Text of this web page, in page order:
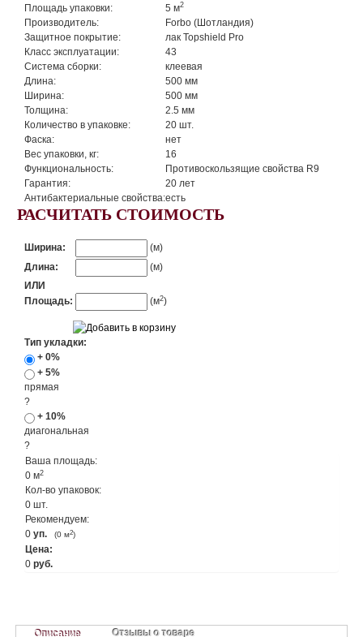
Площадь упаковки:
5 м2
Производитель:
Forbo (Шотландия)
Защитное покрытие:
лак Topshield Pro
Класс эксплуатации:
43
Система сборки:
клеевая
Длина:
500 мм
Ширина:
500 мм
Толщина:
2.5 мм
Количество в упаковке:
20 шт.
Фаска:
нет
Вес упаковки, кг:
16
Функциональность:
Противоскользящие свойства R9
Гарантия:
20 лет
Антибактериальные свойства:есть
РАСЧИТАТЬ СТОИМОСТЬ
Ширина:
(м)
Длина:
(м)
ИЛИ
Площадь:
(м2)
Тип укладки:
+ 0%
+ 5%
прямая
?
+ 10%
диагональная
?
Ваша площадь:
0 м2
Кол-во упаковок:
0 шт.
Рекомендуем:
0 уп. (0 м2)
Цена:
0 руб.
Описание Отзывы о товаре